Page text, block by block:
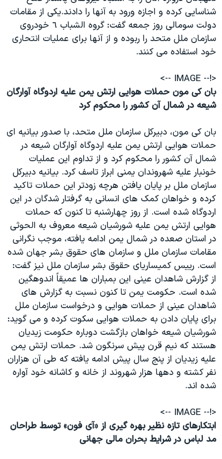
شناسايی کرده و اجازه ورود به آنها را دادند.يکی از مقامات
دولت سومالی روز جمعه گفت: گروه الشباب ٦ خودروی
سازمان ملل متحد را ربوده و از آنها برای عمليات انتحاری
خود استفاده می کنند.
<!-- IMAGE -->
بان کی مون حملات هوايی ارتش يمن عليه اردوگاه آوارگان
شيعه در شمال آن کشور را محکوم کرد
بان کی مون، دبيرکل سازمان ملل متحد، با صدور بيانيه ای
حملات هوايی ارتش يمن عليه اردوگاه آوارگان شيعه در
شمال آن کشور را محکوم کرد و از تداوم اين عمليات
خونبار عليه شهروندان يمنی ابراز تاسف کرد. بيانيه دبيرکل
سازمان ملل بر پايان يافتن هرچه زودتر اين حملات تاکيد
کرده و خواهان کمک های انسانی به گرفتار شدگان در اين
اردوگاه شده است. از روز چهارشنبه تا کنون که حملات
هوايی ارتش يمن عليه شورشيان شيعه معروف به الحوثی
در استان صعده در شمال يمن ادامه يافته، موجب نگرانی
مقامات سازمان ملل و سازمان های حقوق بشر جهان شده
است. ریيس کميساريای حقوق بشر سازمان ملل نيز گفت:
از گزارش شاهدان عينی اين بمباران ها عميقاً اندوهگين
شده است. حکومت يمن تا کنون نسبت به گزارش های
شاهدان عينی از حملات هوايی و درخواست سازمان ملل
برای پايان دادن به حملات هوايی سکوت کرده و می گويد:
شورشيان شيعه خواهان بازگشت دوباره حکومت زيديان
هستند که نيم قرن پيش سرنگون شد. حملات ارتش يمن
عليه زيديان از پنج سال پيش ادامه يافته که طی آن هزاران
نفر کشته و دهها هزار شهروند از خانه و کاشانه خود آواره
شده اند.
<!-- IMAGE -->
ابتکارهای تازه نظير بهره گيری از «آی فون» توسط طراحان
مد لباس در شرايط بحران مالی جهانی